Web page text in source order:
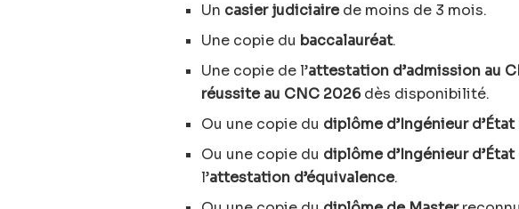
Un casier judiciairede moins de 3 mois.
Une copie du baccalauréat.
Une copie de l’attestation d’admission au
réussite au CNC 2026dès disponibilité.
Ou une copie du diplôme d’Ingénieur
Ou une copie du diplôme d’Ingénieur
l’attestation d’équivalence.